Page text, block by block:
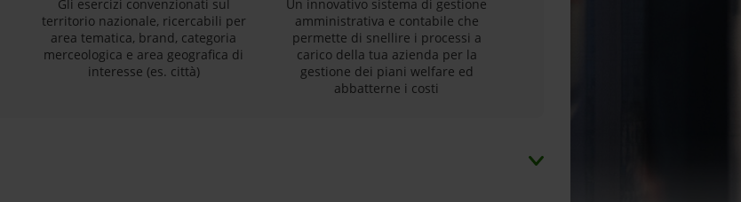
Gli esercizi convenzionati sul
territorio nazionale, ricercabili per
area tematica, brand, categoria
merceologica e area geografica di
interesse (es. città)
Un innovativo sistema di gestione
amministrativa e contabile che
permette di snellire i processi a
carico della tua azienda per la
gestione dei piani welfare ed
abbatterne i costi